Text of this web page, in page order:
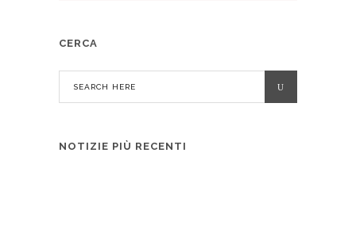
CERCA
NOTIZIE PIÙ RECENTI